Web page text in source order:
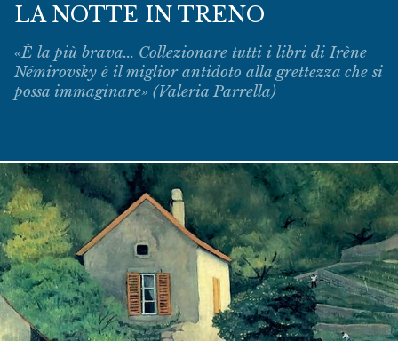
LA NOTTE IN TRENO
«È la più brava... Collezionare tutti i libri di Irène
Némirovsky è il miglior antidoto alla grettezza che si
possa immaginare» (Valeria Parrella)